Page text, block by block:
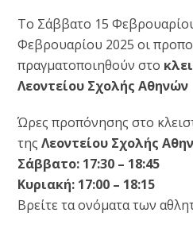
Το Σάββατο 15
Φεβρουαρίου 2025 οι
πραγματοποιηθούν στο
Λεοντείου Σχολής Αθηνών
Ώρες προπόνησης στο
τηςΛεοντείου Σχολής
Σάββατο: 17:30 – 18:45
Κυριακή: 17:00 – 18:15
Βρείτε τα ονόματα των